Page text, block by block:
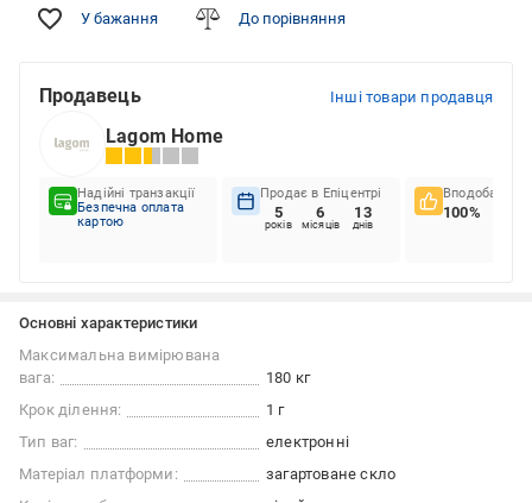
У бажання До порівняння
Продавець Інші товари продавця
Lagom Home
Надійні транзакції
Безпечна оплата
картою
Продає в Епіцентрі
5
років
6
місяців
13
днів
Вподобання
100%
Основні характеристики
Максимальна вимірювана
вага:
180 кг
Крок ділення:
1 г
Тип ваг:
електронні
Матеріал платформи:
загартоване скло